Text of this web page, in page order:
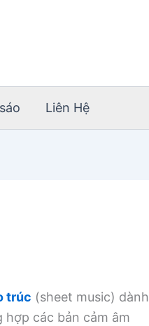
Liên Hệ
trúc (sheet music) dành
các bản cảm âm